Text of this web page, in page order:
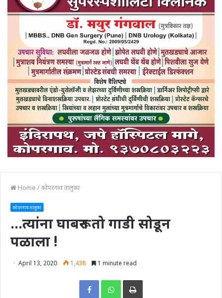
Home /कोपरगाव तालुका
कोपरगाव तालुका
…त्यांना घाबरून तो गाडी सोडून
पळाला !
April 13, 2020 1,438 1 minute read
Print